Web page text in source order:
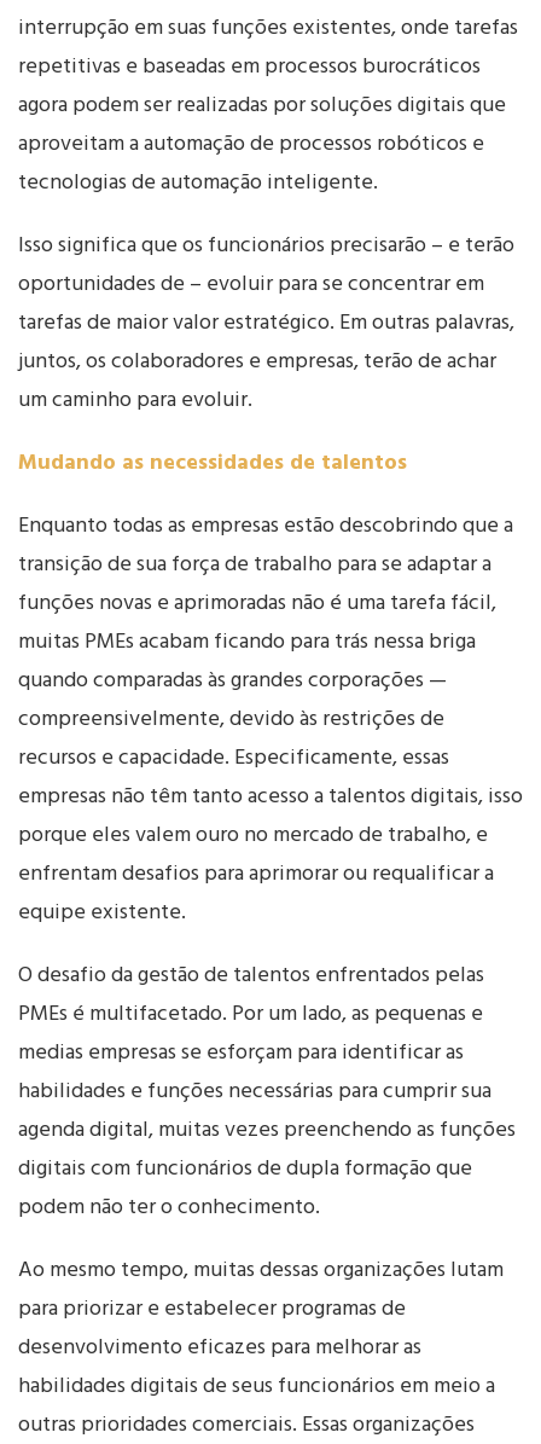
interrupção em suas funções existentes, onde tarefas
repetitivas e baseadas em processos burocráticos
agora podem ser realizadas por soluções digitais que
aproveitam a automação de processos robóticos e
tecnologias de automação inteligente.
Isso significa que os funcionários precisarão – e terão
oportunidades de – evoluir para se concentrar em
tarefas de maior valor estratégico. Em outras palavras,
juntos, os colaboradores e empresas, terão de achar
um caminho para evoluir.
Mudando as necessidades de talentos
Enquanto todas as empresas estão descobrindo que a
transição de sua força de trabalho para se adaptar a
funções novas e aprimoradas não é uma tarefa fácil,
muitas PMEs acabam ficando para trás nessa briga
quando comparadas às grandes corporações —
compreensivelmente, devido às restrições de
recursos e capacidade. Especificamente, essas
empresas não têm tanto acesso a talentos digitais, isso
porque eles valem ouro no mercado de trabalho, e
enfrentam desafios para aprimorar ou requalificar a
equipe existente.
O desafio da gestão de talentos enfrentados pelas
PMEs é multifacetado. Por um lado, as pequenas e
medias empresas se esforçam para identificar as
habilidades e funções necessárias para cumprir sua
agenda digital, muitas vezes preenchendo as funções
digitais com funcionários de dupla formação que
podem não ter o conhecimento.
Ao mesmo tempo, muitas dessas organizações lutam
para priorizar e estabelecer programas de
desenvolvimento eficazes para melhorar as
habilidades digitais de seus funcionários em meio a
outras prioridades comerciais. Essas organizações